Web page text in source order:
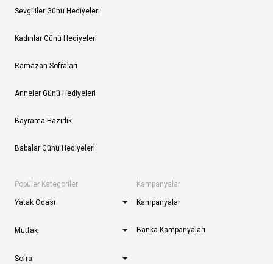
Sevgililer Günü Hediyeleri
Kadınlar Günü Hediyeleri
Ramazan Sofraları
Anneler Günü Hediyeleri
Bayrama Hazırlık
Babalar Günü Hediyeleri
Popüler Kategoriler
Yatak Odası
Mutfak
Sofra
Kampanyalar
Kampanyalar
Banka Kampanyaları